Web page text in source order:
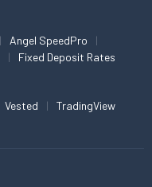
Angel SpeedPro
Fixed Deposit Rates
Vested TradingView